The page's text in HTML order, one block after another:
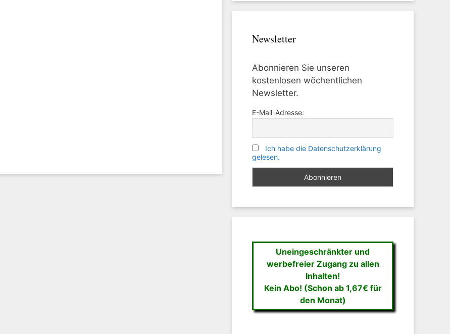
Newsletter
Abonnieren Sie unseren
kostenlosen wöchentlichen
Newsletter.
E-Mail-Adresse:
Ich habe die Datenschutzerklärung
gelesen.
Uneingeschränkter und
werbefreier Zugang zu allen
Inhalten!
Kein Abo! (Schon ab 1,67€ für
den Monat)